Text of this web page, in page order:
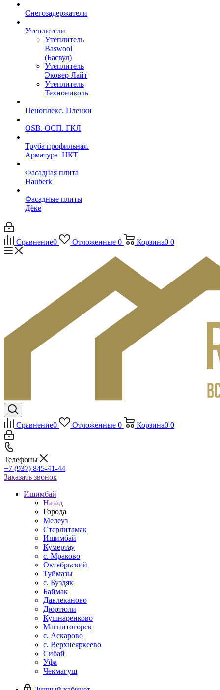
Снегозадержатели
Утеплители
Утеплитель
Baswool
(Басвул)
Утеплитель
Эковер Лайт
Утеплитель
Технониколь
Пеноплекс. Пленки
OSB. ОСП. ГКЛ
Труба профильная.
Арматура. НКТ
Фасадная плита
Hauberk
Фасадные плиты
Дёке
Сравнение0 Отложенные 0 Корзина0 0
Сравнение0 Отложенные 0 Корзина0 0
Телефоны
+7 (937) 845-41-44
Заказать звонок
Ишимбай
Назад
Города
Мелеуз
Стерлитамак
Ишимбай
Кумертау
c. Мраково
Октябрьский
Туймазы
c. Буздяк
Баймак
Давлеканово
Дюртюли
Кушнаренково
Магнитогорск
с. Аскарово
с. Верхнеяркеево
Сибай
Уфа
Чекмагуш